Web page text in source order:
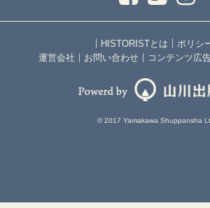
｜ HISTORISTとは ｜ ポリシ
運営会社 ｜ お問い合わせ ｜ コンテンツ広
© 2017 Yamakawa Shuppansha